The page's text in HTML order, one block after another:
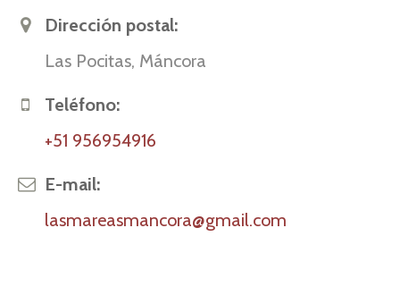
Dirección postal:
Las Pocitas, Máncora
Teléfono:
+51 956954916
E-mail:
lasmareasmancora@gmail.com